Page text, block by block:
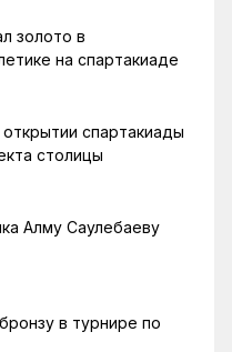
золото в
на спартакиаде
спартакиады
столицы
Алму Саулебаеву
в турнире по